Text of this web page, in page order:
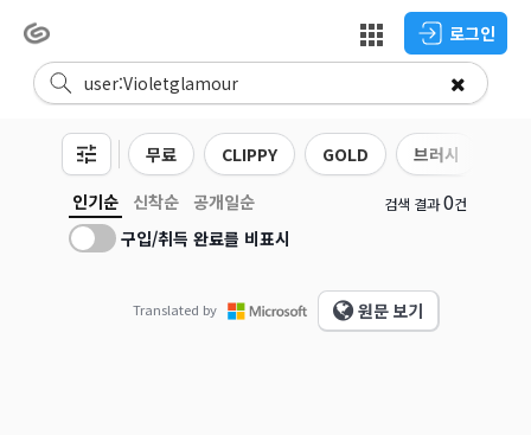
로그인
무료 CLIPPY GOLD 브러시
인기순
신착순
공개일순
구입/취득 완료를 비표시
검색 결과0건
Translated by 원문 보기